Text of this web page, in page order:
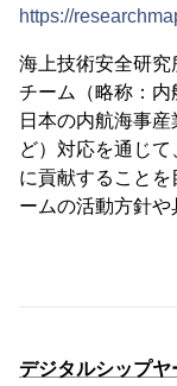
https://
海上技術安全研
チーム（略称：
日本の内航海事
ど）対応を通じ
に貢献すること
ームの活動方針や
デジタルシップ